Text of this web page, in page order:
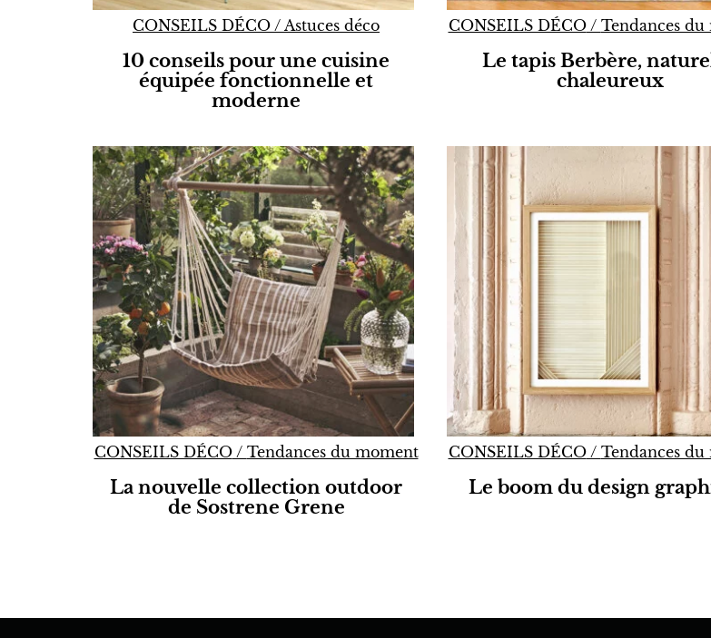
CONSEILS DÉCO / Astuces déco
10 conseils pour une cuisine
équipée fonctionnelle et
moderne
CONSEILS DÉCO/ Tendances
Le tapis Berbère,
chaleureux
CONSEILS DÉCO/ Tendances du moment
La nouvelle collection outdoor
de Sostrene Grene
CONSEILS DÉCO/ Tendances
Le boom du design